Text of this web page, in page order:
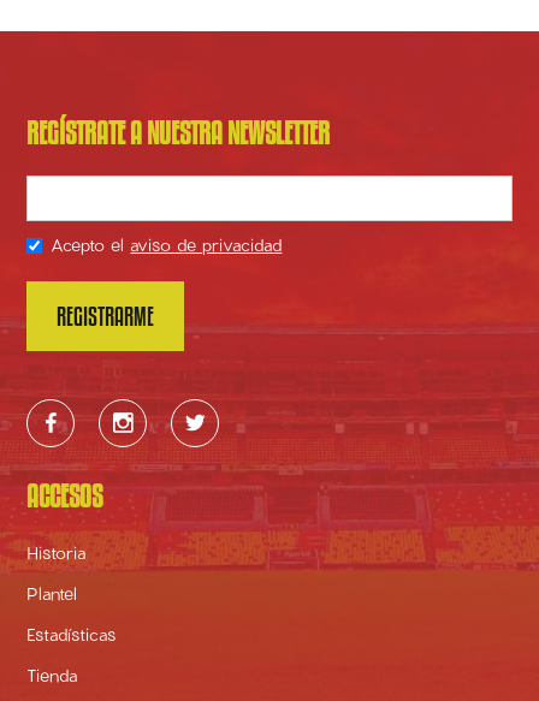
REGÍSTRATE A NUESTRA NEWSLETTER
Acepto el aviso de privacidad
  
ACCESOS
Historia
Plantel
Estadísticas
Tienda